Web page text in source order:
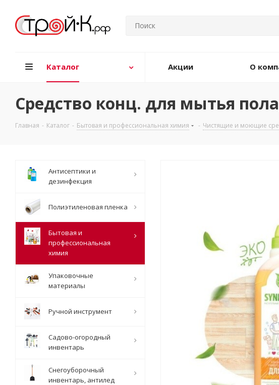
Каталог Акции О
Средство конц. для мытья
Главная - Каталог - Бытовая и профессиональная химия - Чистящие и моющие
Антисептики и
дезинфекция
Полиэтиленовая пленка
Бытовая и
профессиональная
химия
Упаковочные
материалы
Ручной инструмент
Садово-огородный
инвентарь
Снегоуборочный
инвентарь, антилед